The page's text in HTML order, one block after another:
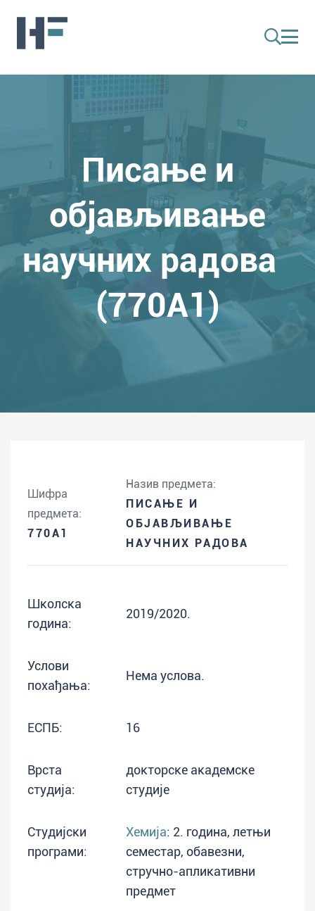
Писање и
објављивање
научних радова
(770A1)
Шифра
предмета:
770A1
Назив предмета:
ПИСАЊЕ И
ОБЈАВЉИВАЊЕ
НАУЧНИХ РАДОВА
Школска
година:
2019/2020.
Услови
похађања:
Нема услова.
ЕСПБ: 16
Врста
студија:
докторске академске
студије
Студијски
програми:
Хемија: 2. година, летњи
семестар, обавезни,
стручно-апликативни
предмет